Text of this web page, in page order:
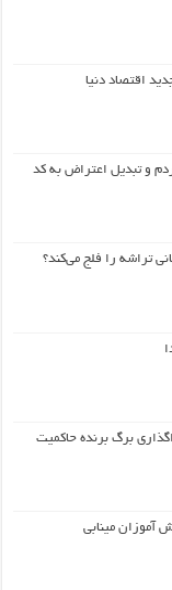
اقتصاد دنیا
و تبدیل اعتراض به کد
تراشه را فلج می‌کند؟
برگ برنده حاکمیت
آموزان مینابی